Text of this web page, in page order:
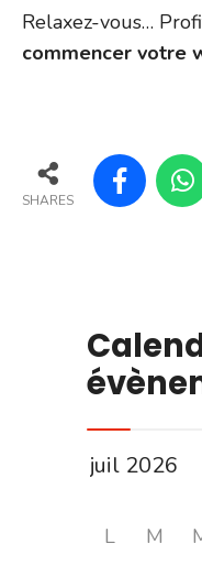
Relaxez-vous…
commencer votre
SHARES
L M